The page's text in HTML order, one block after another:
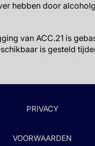
hebben door
van ACC.21 is
is gesteld
PRIVACY
VOORWAARDEN